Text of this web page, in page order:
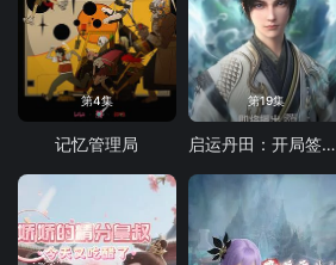
第4集
记忆管理局
第19集
启运丹田：开局签到至尊丹田